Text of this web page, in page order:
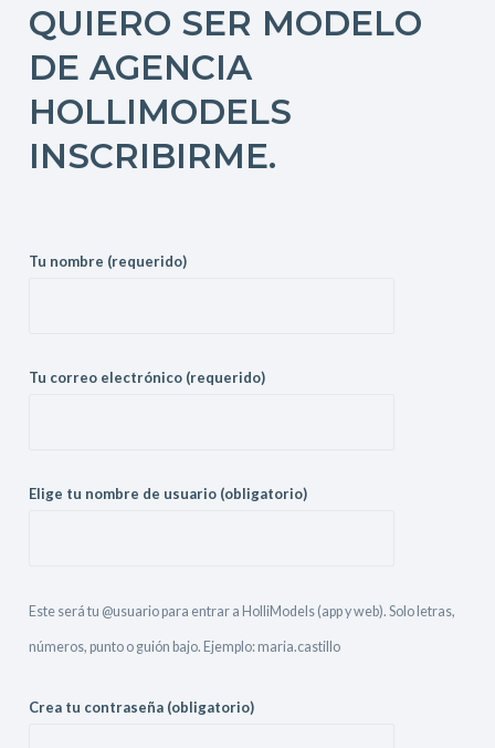
QUIERO SER MODELO
DE AGENCIA
HOLLIMODELS
INSCRIBIRME.
Tu nombre (requerido)
Tu correo electrónico (requerido)
Elige tu nombre de usuario (obligatorio)
Este será tu @usuario para entrar a HolliModels (app y web). Solo letras,
números, punto o guión bajo. Ejemplo: maria.castillo
Crea tu contraseña (obligatorio)